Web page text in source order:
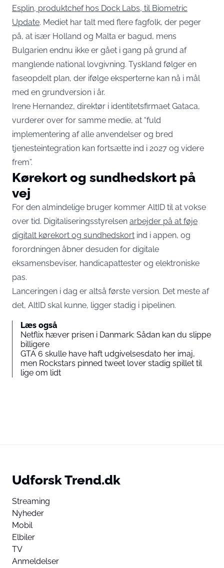
Esplin, produktchef hos Dock Labs, til Biometric
Update. Mediet har talt med flere fagfolk, der peger
på, at især Holland og Malta er bagud, mens
Bulgarien endnu ikke er gået i gang på grund af
manglende national lovgivning. Tyskland følger en
faseopdelt plan, der ifølge eksperterne kan nå i mål
med en grundversion i år.
Irene Hernandez, direktør i identitetsfirmaet Gataca,
vurderer over for samme medie, at “fuld
implementering af alle anvendelser og bred
tjenesteintegration kan fortsætte ind i 2027 og videre
frem”.
Kørekort og sundhedskort på
vej
For den almindelige bruger kommer AltID til at vokse
over tid. Digitaliseringsstyrelsen arbejder på at føje
digitalt kørekort og sundhedskort ind i appen, og
forordningen åbner desuden for digitale
eksamensbeviser, handicapattester og elektroniske
pas.
Lanceringen i dag er altså første version. Det meste af
det, AltID skal kunne, ligger stadig i pipelinen.
Læs også
Netflix hæver prisen i Danmark: Sådan kan du slippe
billigere
GTA 6 skulle have haft udgivelsesdato her imaj,
men Rockstars pinned tweet lover stadig spillet til
lige om lidt
Udforsk Trend.dk
Streaming
Nyheder
Mobil
Elbiler
TV
Anmeldelser